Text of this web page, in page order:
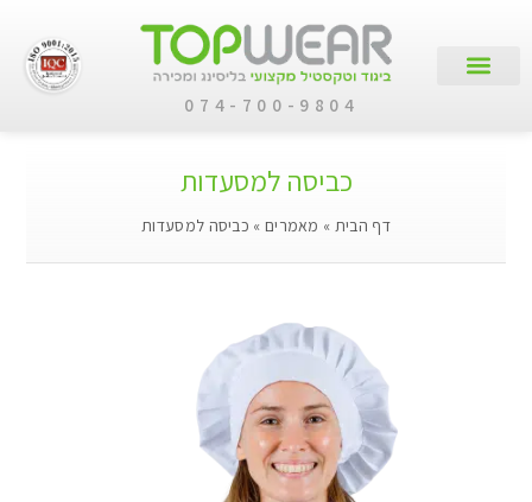
074-700-9804
כביסה למסעדות
דף הבית » מאמרים » כביסה למסעדות